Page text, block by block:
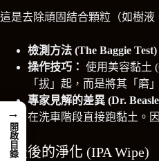
這是去除頑固結合顆粒（如樹液
檢測方法 (The Baggie Test)
操作技巧： 使用美容黏土
「拔」起，而是將其「磨
專家見解的差異 (Dr.
在洗車階段直接跑黏土。
5. 最後的淨化 (IPA Wipe)
→
開啟目錄